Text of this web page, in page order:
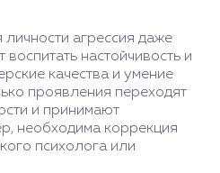
агрессия даже
воспитать настойчивость и
качества и умение
проявления переходят
и принимают
необходима коррекция
психолога или